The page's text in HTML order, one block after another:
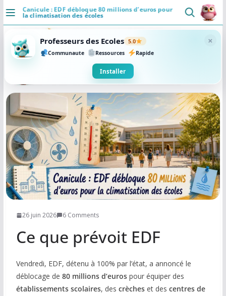
DÉCOUVRIR
Accueil
Actualités
VIE PROFESSIONNELLE
Ressources
Agenda
CRPE
Lectures de livres
Mouvement
COMMUNAUTÉ
Groupes
Forum
Canicule : EDF débloque 80 millions d’euros pour
la climatisation des écoles
Passer
26 juin 2026 6 Comments
Ce que prévoit EDF
Vendredi, EDF, détenu à 100% par l’état, a annoncé le
déblocage de 80 millions d’eurospour équiper des
établissements scolaires, des crècheset des centres de
Professeurs des Ecoles 5.0
Communaute Ressources Rapide
×
Installer